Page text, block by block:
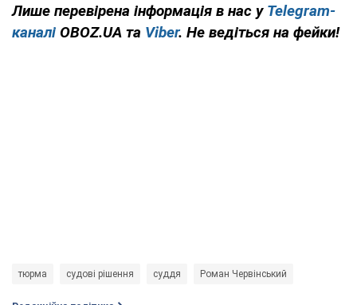
Лише перевірена інформація в нас у Telegram-
каналі OBOZ.UA та Viber. Не ведіться на фейки!
тюрма судові рішення суддя Роман Червінський